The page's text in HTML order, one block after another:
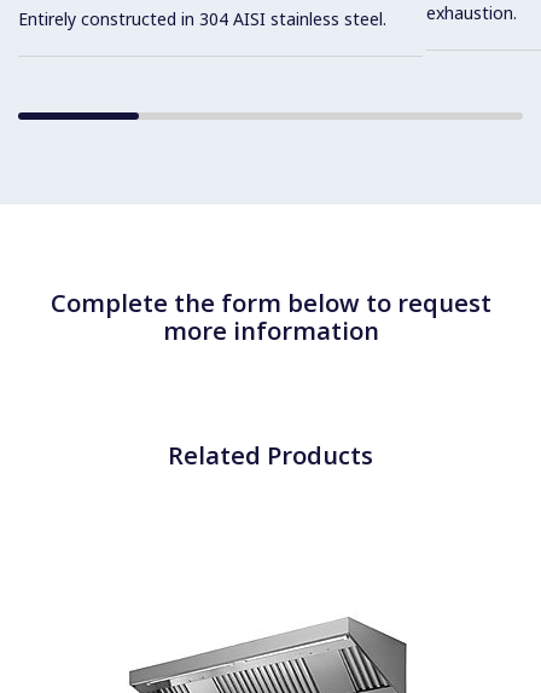
Entirely constructed in 304 AISI stainless steel.
exhaustion.
Complete the form below to request
more information
Related Products